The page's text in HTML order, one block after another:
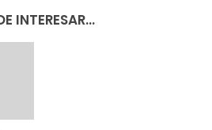
INTERESAR...